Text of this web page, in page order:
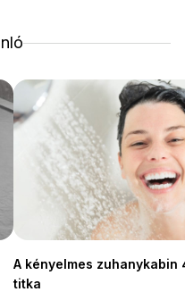
A kényelmes zuhanykabin
titka